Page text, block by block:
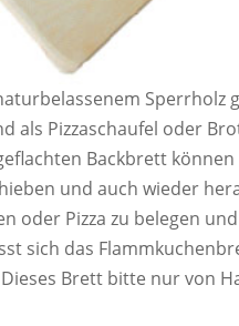
als Pizzaschaufel oder
Backbrett
und auch wieder
oder Pizza zu belegen
sich das
Brett bitte nur von